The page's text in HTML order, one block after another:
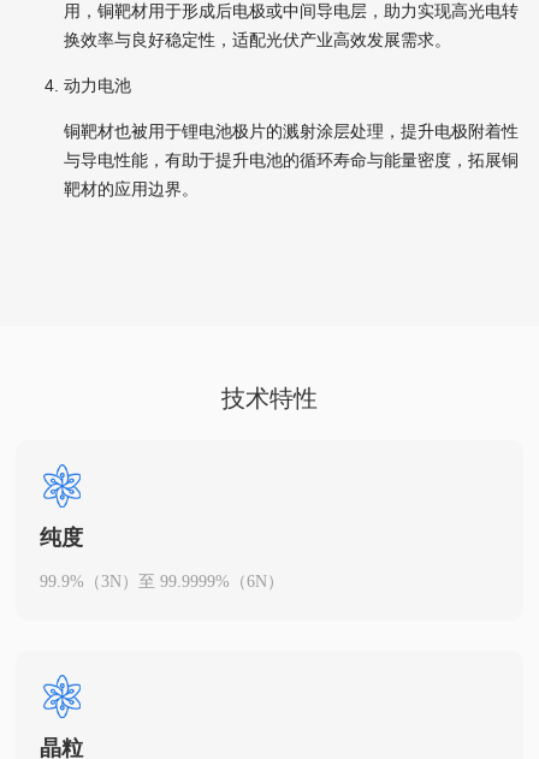
用，铜靶材用于形成后电极或中间导电层，助力实现高光电转
换效率与良好稳定性，适配光伏产业高效发展需求。
动力电池
铜靶材也被用于锂电池极片的溅射涂层处理，提升电极附着性
与导电性能，有助于提升电池的循环寿命与能量密度，拓展铜
靶材的应用边界。
技术特性
纯度
99.9%（3N）至 99.9999%（6N）
晶粒